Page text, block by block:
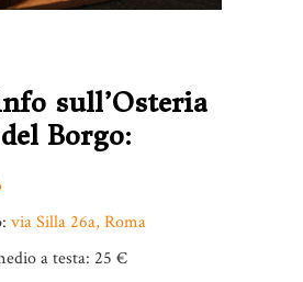
sull’Osteria
Borgo:
via Silla 26a, Roma
a testa: 25 €